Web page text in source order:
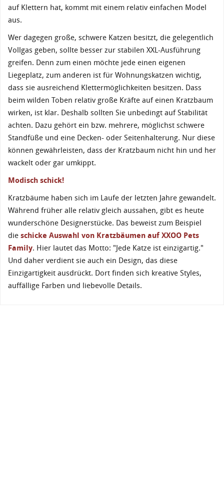
auf Klettern hat, kommt mit einem relativ einfachen Model
aus.
Wer dagegen große, schwere Katzen besitzt, die gelegentlich
Vollgas geben, sollte besser zur stabilen XXL-Ausführung
greifen. Denn zum einen möchte jede einen eigenen
Liegeplatz, zum anderen ist für Wohnungskatzen wichtig,
dass sie ausreichend Klettermöglichkeiten besitzen. Dass
beim wilden Toben relativ große Kräfte auf einen Kratzbaum
wirken, ist klar. Deshalb sollten Sie unbedingt auf Stabilität
achten. Dazu gehört ein bzw. mehrere, möglichst schwere
Standfüße und eine Decken- oder Seitenhalterung. Nur diese
können gewährleisten, dass der Kratzbaum nicht hin und her
wackelt oder gar umkippt.
Modisch schick!
Kratzbäume haben sich im Laufe der letzten Jahre gewandelt.
Während früher alle relativ gleich aussahen, gibt es heute
wunderschöne Designerstücke. Das beweist zum Beispiel
die schicke Auswahl von Kratzbäumen auf XXOO Pets
Family. Hier lautet das Motto: "Jede Katze ist einzigartig."
Und daher verdient sie auch ein Design, das diese
Einzigartigkeit ausdrückt. Dort finden sich kreative Styles,
auffällige Farben und liebevolle Details.